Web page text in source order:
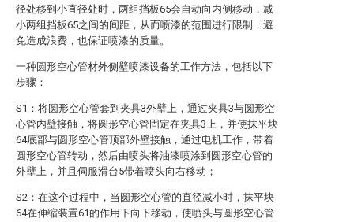
径处移到小直径处时，两组挡板65会自动向内侧移动，减
小两组挡板65之间的间距，从而喷漆的范围进行限制，避
免造成浪费，也保证喷漆的质量。
一种圆形空心管材外侧壁喷漆设备的工作方法，包括以下
步骤：
S1：将圆形空心管套到夹具3外壁上，通过夹具3与圆形空
心管内壁接触，将圆形空心管固定在夹具3上，并使抹平块
64底部与圆形空心管顶部外壁接触，通过电机工作，带着
圆形空心管转动，然后由喷头将油漆喷涂到圆形空心管的
外壁上，并且伺服滑台5带着喷头向右移动；
S2：在这个过程中，当圆形空心管的直径减小时，抹平块
64在伸缩装置61的作用下向下移动，使喷头与圆形空心管